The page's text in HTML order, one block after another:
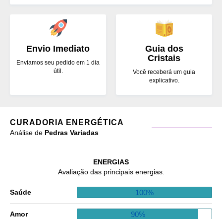
Envio Imediato
Enviamos seu pedido em 1 dia
útil.
Guia dos
Cristais
Você receberá um guia
explicativo.
CURADORIA ENERGÉTICA
Análise de Pedras Variadas
ENERGIAS
Avaliação das principais energias.
Saúde 100%
Amor 90%